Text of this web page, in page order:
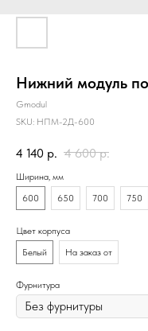
Нижний модуль
Gmodul
SKU: НПМ-2Д-600
4 140 р. 4 600 р.
Ширина, мм
600
650 700 750
Цвет корпуса
Белый
На заказ от
Фурнитура